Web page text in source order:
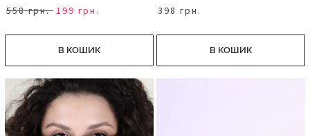
558 грн. 199 грн.
В КОШИК
398 грн.
В КОШИК